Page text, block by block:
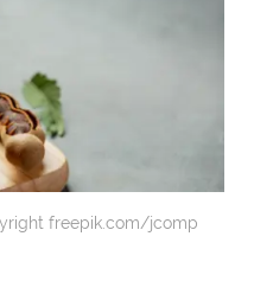
freepik.com/jcomp